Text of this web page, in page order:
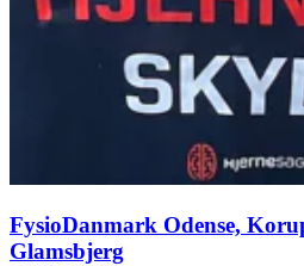
FysioDanmark Odense,
Glamsbjerg